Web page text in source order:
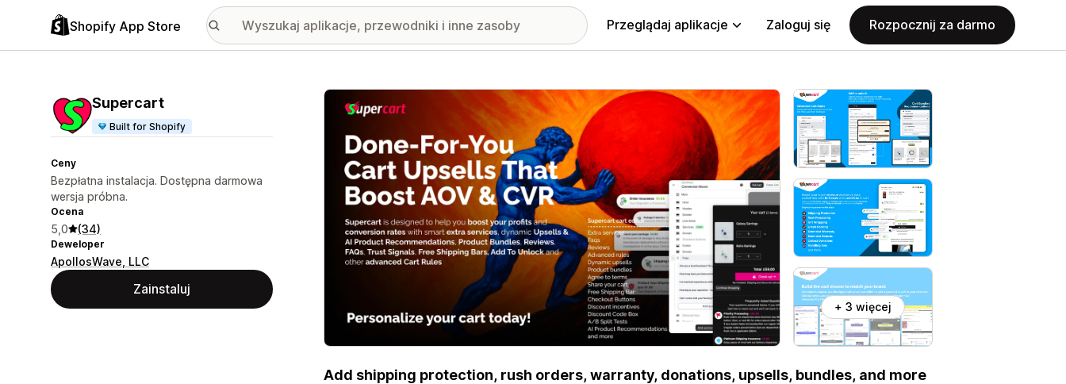
Shopify App Store Przeglądaj aplikacje Zaloguj się Rozpocznij za darmo
Supercart
Built for Shopify
Ceny
Bezpłatna instalacja. Dostępna darmowa
wersja próbna.
Ocena
5,0 (34)
Deweloper
ApollosWave, LLC
Zainstaluj
Wyróżnione obrazy w galerii
+ 3 więcej
Add shipping protection, rush orders, warranty, donations, upsells, bundles, and more